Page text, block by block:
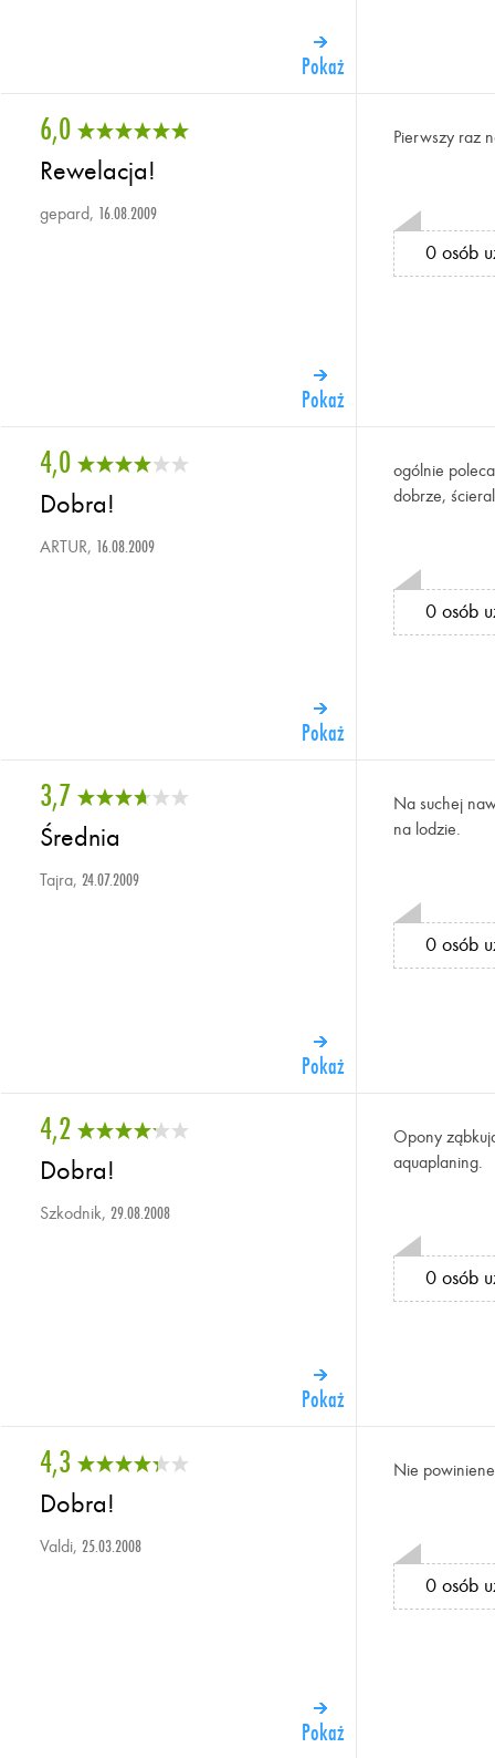
Pokaż
6,0
Rewelacja!
gepard, 16.08.2009
Pokaż
Pierwszy raz
0 osób
4,0
Dobra!
ARTUR, 16.08.2009
Pokaż
ogólnie
dobrze,
0 osób
3,7
Średnia
Tajra, 24.07.2009
Pokaż
Na suchej
na lodzie.
0 osób
4,2
Dobra!
Szkodnik, 29.08.2008
Pokaż
Opony
aquaplaning.
0 osób
4,3
Dobra!
Valdi, 25.03.2008
Pokaż
Nie
0 osób